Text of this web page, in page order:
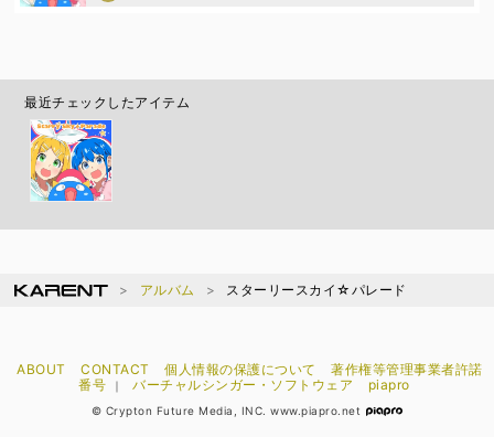
最近チェックしたアイテム
アルバム スターリースカイ☆パレード
ABOUT CONTACT 個人情報の保護について
著作権等管理事業者許諾
番号
｜ バーチャルシンガー・ソフトウェア piapro
© Crypton Future Media, INC. www.piapro.net